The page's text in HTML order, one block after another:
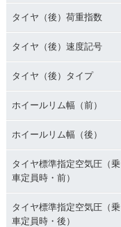
タイヤ（後）荷重指数
タイヤ（後）速度記号
タイヤ（後）タイプ
ホイールリム幅（前）
ホイールリム幅（後）
タイヤ標準指定空気圧（乗
車定員時・前）
タイヤ標準指定空気圧（乗
車定員時・後）